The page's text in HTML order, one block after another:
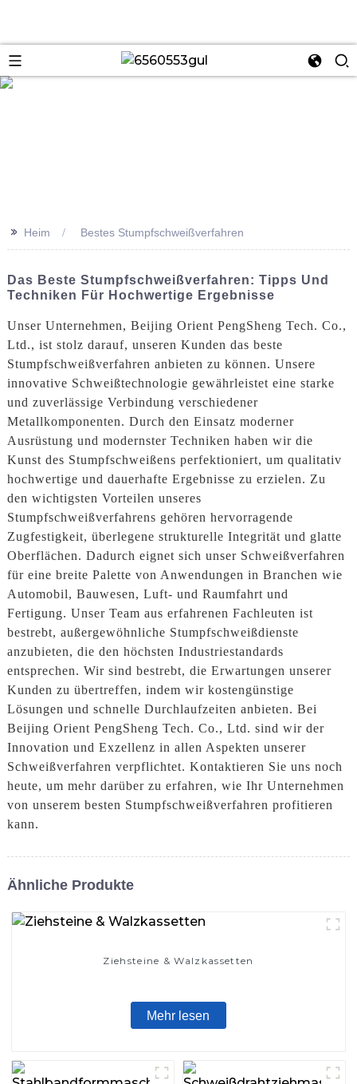
>> Heim Bestes Stumpfschweißverfahren
Das Beste Stumpfschweißverfahren: Tipps Und
Techniken Für Hochwertige Ergebnisse
Unser Unternehmen, Beijing Orient PengSheng Tech. Co.,
Ltd., ist stolz darauf, unseren Kunden das beste
Stumpfschweißverfahren anbieten zu können. Unsere
innovative Schweißtechnologie gewährleistet eine starke
und zuverlässige Verbindung verschiedener
Metallkomponenten. Durch den Einsatz moderner
Ausrüstung und modernster Techniken haben wir die
Kunst des Stumpfschweißens perfektioniert, um qualitativ
hochwertige und dauerhafte Ergebnisse zu erzielen. Zu
den wichtigsten Vorteilen unseres
Stumpfschweißverfahrens gehören hervorragende
Zugfestigkeit, überlegene strukturelle Integrität und glatte
Oberflächen. Dadurch eignet sich unser Schweißverfahren
für eine breite Palette von Anwendungen in Branchen wie
Automobil, Bauwesen, Luft- und Raumfahrt und
Fertigung. Unser Team aus erfahrenen Fachleuten ist
bestrebt, außergewöhnliche Stumpfschweißdienste
anzubieten, die den höchsten Industriestandards
entsprechen. Wir sind bestrebt, die Erwartungen unserer
Kunden zu übertreffen, indem wir kostengünstige
Lösungen und schnelle Durchlaufzeiten anbieten. Bei
Beijing Orient PengSheng Tech. Co., Ltd. sind wir der
Innovation und Exzellenz in allen Aspekten unserer
Schweißverfahren verpflichtet. Kontaktieren Sie uns noch
heute, um mehr darüber zu erfahren, wie Ihr Unternehmen
von unserem besten Stumpfschweißverfahren profitieren
kann.
Ähnliche Produkte
Ziehsteine ​​& Walzkassetten
Mehr lesen